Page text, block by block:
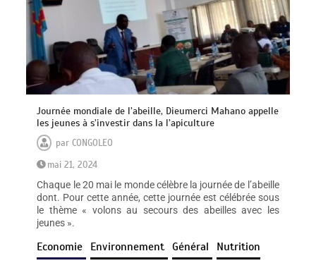
Journée mondiale de l’abeille, Dieumerci Mahano appelle
les jeunes à s’investir dans la l’apiculture
parCONGOLEO
mai 21, 2024
Chaque le 20 mai le monde célèbre la journée de l’abeille
dont. Pour cette année, cette journée est célébrée sous
le thème « volons au secours des abeilles avec les
jeunes ».
Economie Environnement Général
Nutrition